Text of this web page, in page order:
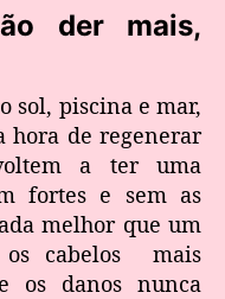
der mais,
sol, piscina e mar,
hora de regenerar
a ter uma
fortes e sem as
melhor que um
os cabelos mais
os danos nunca